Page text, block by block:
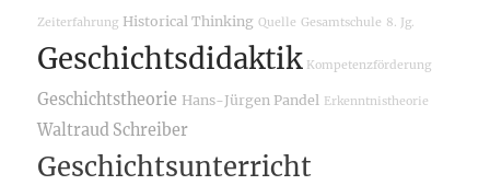
Zeiterfahrung Historical Thinking Quelle Gesamtschule 8. Jg.
Geschichtsdidaktik Kompetenzförderung
Geschichtstheorie Hans-Jürgen Pandel Erkenntnistheorie
Waltraud Schreiber
Geschichtsunterricht